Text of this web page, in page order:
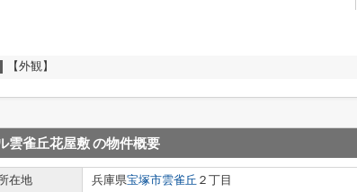
【外観】
雲雀丘花屋敷の物件概要
在地 兵庫県宝塚市雲雀丘 ２丁目